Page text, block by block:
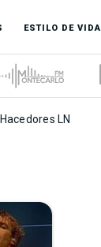
ESTILO DE VIDA
LN